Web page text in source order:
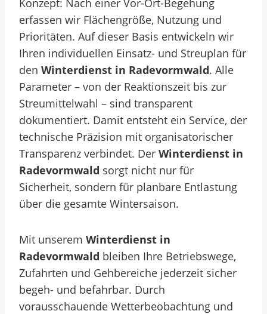
Konzept: Nach einer Vor-Ort-Begehung
erfassen wir Flächengröße, Nutzung und
Prioritäten. Auf dieser Basis entwickeln wir
Ihren individuellen Einsatz- und Streuplan für
den Winterdienst in Radevormwald. Alle
Parameter – von der Reaktionszeit bis zur
Streumittelwahl – sind transparent
dokumentiert. Damit entsteht ein Service, der
technische Präzision mit organisatorischer
Transparenz verbindet. Der Winterdienst in
Radevormwald sorgt nicht nur für
Sicherheit, sondern für planbare Entlastung
über die gesamte Wintersaison.
Mit unserem Winterdienst in
Radevormwald bleiben Ihre Betriebswege,
Zufahrten und Gehbereiche jederzeit sicher
begeh- und befahrbar. Durch
vorausschauende Wetterbeobachtung und